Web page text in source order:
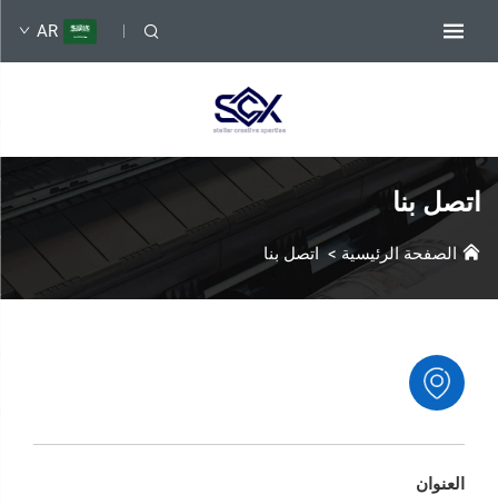
AR
اتصل بنا
الصفحة الرئيسية >اتصل بنا
العنوان